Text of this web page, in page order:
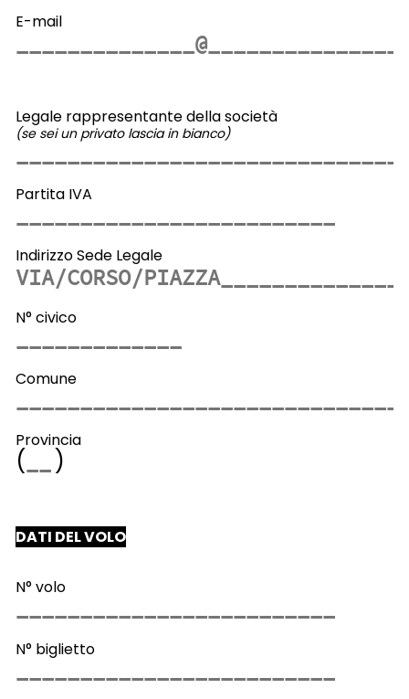
E-mail
Legale rappresentante della società
(se sei un privato lascia in bianco)
Partita IVA
Indirizzo Sede Legale
N° civico
Comune
Provincia
( )
DATI DEL VOLO
N° volo
N° biglietto